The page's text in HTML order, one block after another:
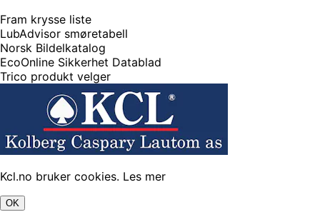
Fram krysse liste
LubAdvisor smøretabell
Norsk Bildelkatalog
EcoOnline Sikkerhet Datablad
Trico produkt velger
Kcl.no bruker cookies. Les mer
OK